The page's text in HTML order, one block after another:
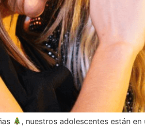
, nuestros adolescentes están